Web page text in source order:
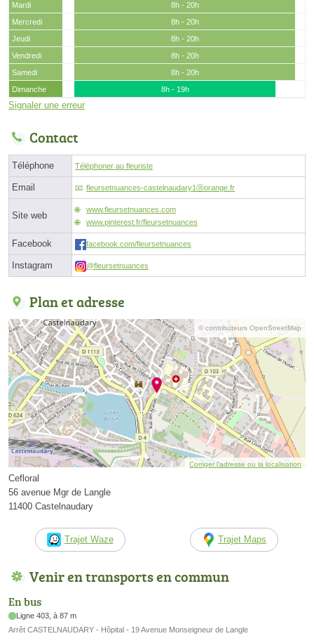
Mardi
8h - 20h
Mercredi
8h - 20h
Jeudi
8h - 20h
Vendredi
8h - 20h
Samedi
8h - 20h
Dimanche
8h - 19h
Signaler une erreur
Contact
Téléphone Téléphoner au fleuriste
Email fleursetnuances-castelnaudary1ⓐorange.fr
Site web
www.fleursetnuances.com
www.pinterest.fr/fleursetnuances
Facebook facebook.com/fleursetnuances
Instagram @fleursetnuances
Plan et adresse
© contributeurs OpenStreetMap
Corriger l’adresse ou la localisation
Cefloral
56 avenue Mgr de Langle
11400 Castelnaudary
Trajet Waze Trajet Maps
Venir en transports en commun
En bus
Ligne 403, à 87 m
Arrêt CASTELNAUDARY - Hôpital - 19 Avenue Monseigneur de Langle